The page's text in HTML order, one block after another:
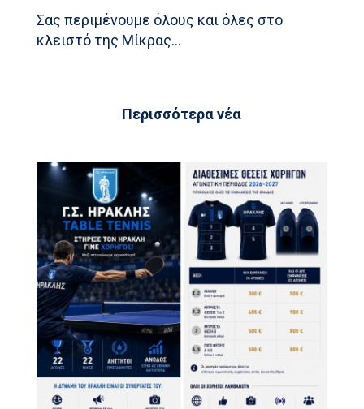
Σας περιμένουμε όλους και όλες στο
κλειστό της Μίκρας…
Περισσότερα νέα